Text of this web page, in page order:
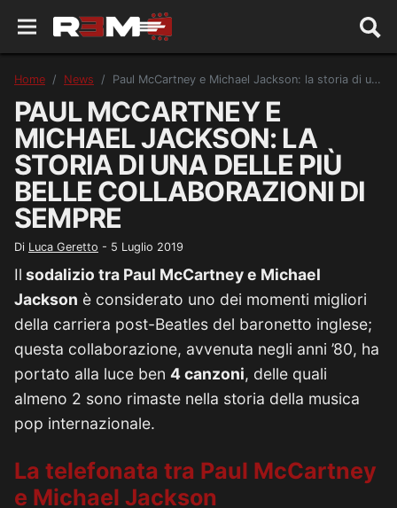
Home News Paul McCartney e Michael Jackson: la storia di una delle più belle collaborazioni di sempre
PAUL MCCARTNEY E
MICHAEL JACKSON: LA
STORIA DI UNA DELLE PIÙ
BELLE COLLABORAZIONI DI
SEMPRE
Di Luca Geretto - 5 Luglio 2019
Il sodalizio tra Paul McCartney e Michael
Jackson è considerato uno dei momenti migliori
della carriera post-Beatles del baronetto inglese;
questa collaborazione, avvenuta negli anni ’80, ha
portato alla luce ben 4 canzoni, delle quali
almeno 2 sono rimaste nella storia della musica
pop internazionale.
La telefonata tra Paul McCartney
e Michael Jackson